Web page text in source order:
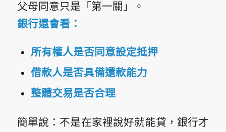
父母同意只是「第一關」。
銀行還會看：
所有權人是否同意設定抵押
借款人是否具備還款能力
整體交易是否合理
簡單說：不是在家裡說好就能貸，銀行才